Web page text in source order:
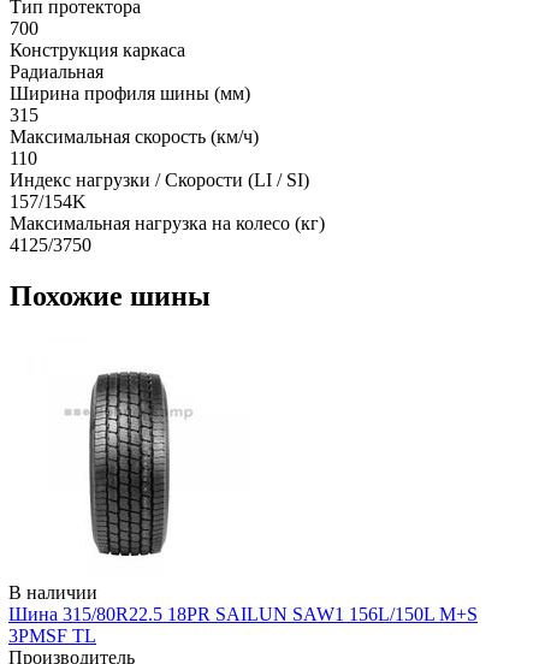
Тип протектора
700
Конструкция каркаса
Радиальная
Ширина профиля шины (мм)
315
Максимальная скорость (км/ч)
110
Индекс нагрузки / Скорости (LI / SI)
157/154K
Максимальная нагрузка на колесо (кг)
4125/3750
Похожие шины
В наличии
Шина 315/80R22.5 18PR SAILUN SAW1 156L/150L M+S
3PMSF TL
Производитель